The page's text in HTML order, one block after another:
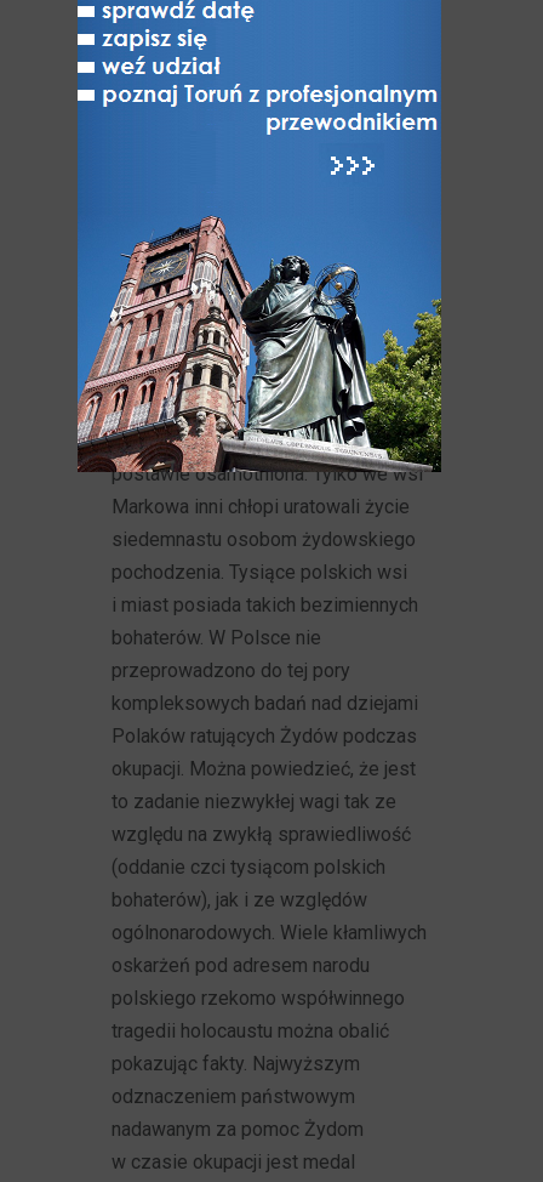
przechowywali u siebie ośmioro
Żydów: pięciu mężczyzn i trzy
kobiety. 24 marca 1944 roku
niemieccy żandarmi z Łańcuta
Wiktorię będącą wówczas
w zaawansowanej ciąży, a także
szóstkę dzieci (najstarsze miało 8
lat), najmłodsze półtora roku. Zabito
też ośmioro ukrywających się Żydów.
W 2003 roku rozpoczął się w diecezji
przemyskiej proces beatyfikacyjny
rodziny Ulmów...
Rodzina Ulmów nie była w swej
postawie osamotniona. Tylko we wsi
Markowa inni chłopi uratowali życie
siedemnastu osobom żydowskiego
pochodzenia. Tysiące polskich wsi
i miast posiada takich bezimiennych
bohaterów. W Polsce nie
przeprowadzono do tej pory
kompleksowych badań nad dziejami
Polaków ratujących Żydów podczas
okupacji. Można powiedzieć, że jest
to zadanie niezwykłej wagi tak ze
względu na zwykłą sprawiedliwość
(oddanie czci tysiącom polskich
bohaterów), jak i ze względów
ogólnonarodowych. Wiele kłamliwych
oskarżeń pod adresem narodu
polskiego rzekomo współwinnego
tragedii holocaustu można obalić
pokazując fakty. Najwyższym
odznaczeniem państwowym
nadawanym za pomoc Żydom
w czasie okupacji jest medal